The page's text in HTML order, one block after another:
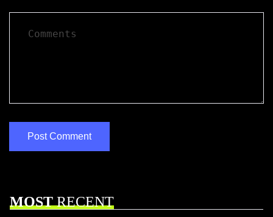
MOSTRECENT